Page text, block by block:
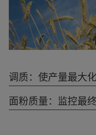
调质：使产量最大化
面粉质量：监控最